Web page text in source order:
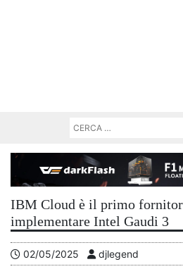
IBM Cloud è il primo
implementare Intel Gaudi 3
02/05/2025 djlegend